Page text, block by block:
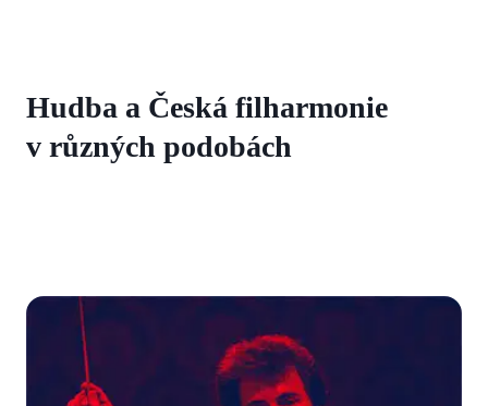
Hudba a Česká filharmonie
v různých podobách